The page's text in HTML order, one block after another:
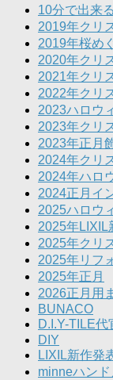
10分で出来
2019年クリ
2019年桜め
2020年クリ
2021年クリ
2022年クリ
2023ハロウ
2023年クリ
2023年正月
2024年クリ
2024年ハロ
2024正月イ
2025ハロウ
2025年LIXIL
2025年クリ
2025年リフ
2025年正月
2026正月用
BUNACO
D.I.Y-TILE
DIY
LIXIL新作発
minneハン